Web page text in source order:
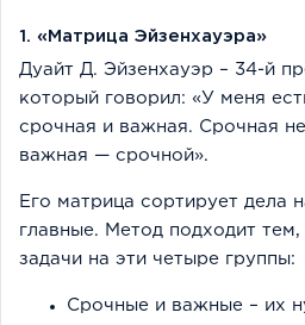
1. «Матрица Эйзенхауэра»
Дуайт Д. Эйзенхауэр – 34-й
который говорил: «У меня
срочная и важная. Срочная
важная — срочной».
Его матрица сортирует дела
главные. Метод подходит
задачи на эти четыре группы:
Срочные и важные – их